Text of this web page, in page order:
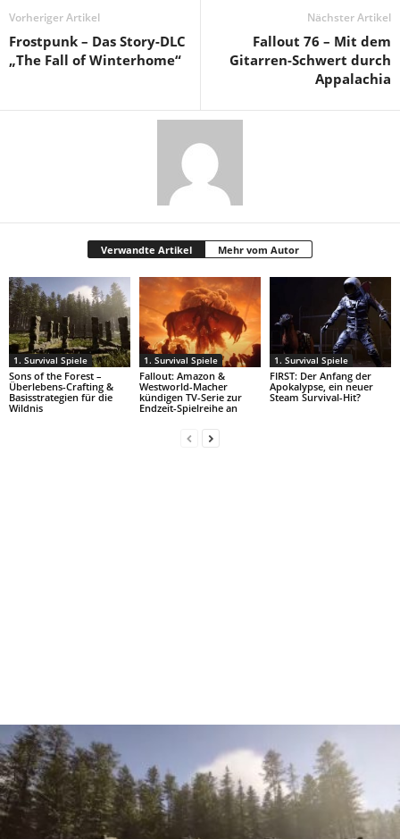
Vorheriger Artikel
Frostpunk – Das Story-DLC
„The Fall of Winterhome“
Nächster Artikel
Fallout 76 – Mit dem
Gitarren-Schwert durch
Appalachia
Verwandte Artikel Mehr vom Autor
1. Survival Spiele
Sons of the Forest –
Überlebens-Crafting &
Basisstrategien für die
Wildnis
1. Survival Spiele
Fallout: Amazon &
Westworld-Macher
kündigen TV-Serie zur
Endzeit-Spielreihe an
1. Survival Spiele
FIRST: Der Anfang der
Apokalypse, ein neuer
Steam Survival-Hit?